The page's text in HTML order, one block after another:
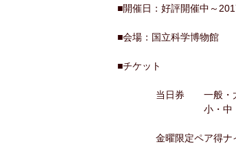
■開催日：好評開催中～
■会場：国立科学博物館
■チケット
当日券 一般・
小・中・高
金曜限定ペア